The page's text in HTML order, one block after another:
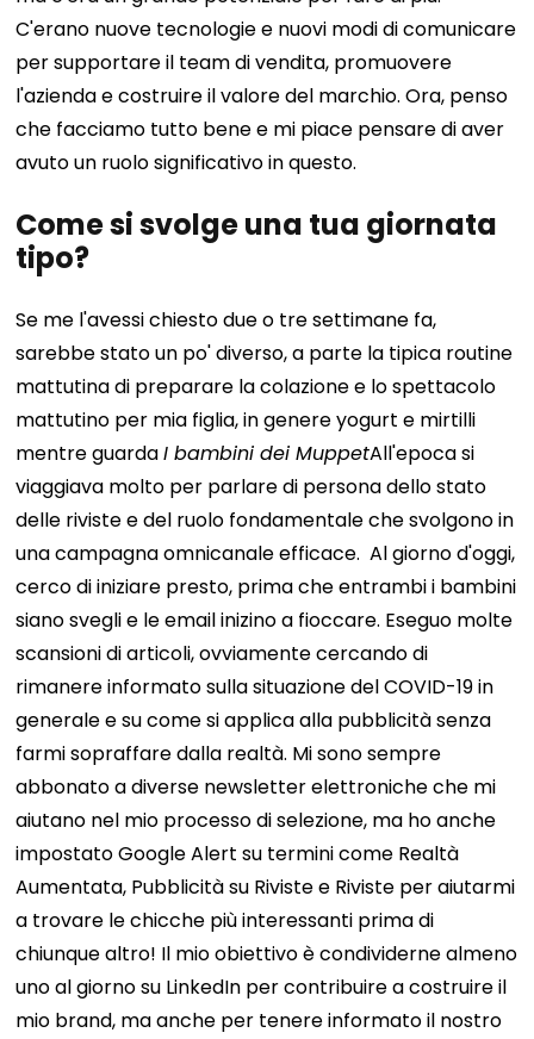
C'erano nuove tecnologie e nuovi modi di comunicare
per supportare il team di vendita, promuovere
l'azienda e costruire il valore del marchio. Ora, penso
che facciamo tutto bene e mi piace pensare di aver
avuto un ruolo significativo in questo.
Come si svolge una tua giornata
tipo?
Se me l'avessi chiesto due o tre settimane fa,
sarebbe stato un po' diverso, a parte la tipica routine
mattutina di preparare la colazione e lo spettacolo
mattutino per mia figlia, in genere yogurt e mirtilli
mentre guardaI bambini dei MuppetAll'epoca si
viaggiava molto per parlare di persona dello stato
delle riviste e del ruolo fondamentale che svolgono in
una campagna omnicanale efficace. Al giorno d'oggi,
cerco di iniziare presto, prima che entrambi i bambini
siano svegli e le email inizino a fioccare. Eseguo molte
scansioni di articoli, ovviamente cercando di
rimanere informato sulla situazione del COVID-19 in
generale e su come si applica alla pubblicità senza
farmi sopraffare dalla realtà. Mi sono sempre
abbonato a diverse newsletter elettroniche che mi
aiutano nel mio processo di selezione, ma ho anche
impostato Google Alert su termini come Realtà
Aumentata, Pubblicità su Riviste e Riviste per aiutarmi
a trovare le chicche più interessanti prima di
chiunque altro! Il mio obiettivo è condividerne almeno
uno al giorno su LinkedIn per contribuire a costruire il
mio brand, ma anche per tenere informato il nostro